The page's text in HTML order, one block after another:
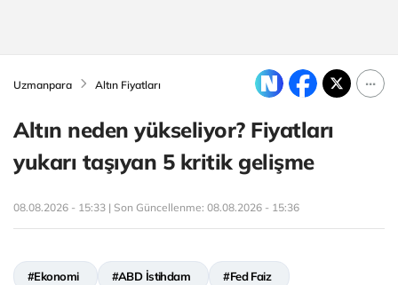
Uzmanpara Altın Fiyatları
Altın neden yükseliyor? Fiyatları
yukarı taşıyan 5 kritik gelişme
08.08.2026 - 15:33 | Son Güncellenme: 08.08.2026 - 15:36
#Ekonomi #ABD İstihdam #Fed Faiz